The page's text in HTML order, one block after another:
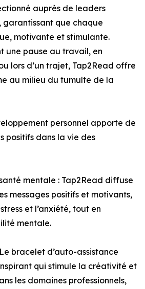
auprès de leaders
garantissant que chaque
motivante et stimulante.
une pause au travail, en
lors d’un trajet, Tap2Read offre
au milieu du tumulte de la
personnel apporte de
positifs dans la vie des
mentale : Tap2Read diffuse
messages positifs et motivants,
et l’anxiété, tout en
mentale.
bracelet d’auto-assistance
qui stimule la créativité et
les domaines professionnels,